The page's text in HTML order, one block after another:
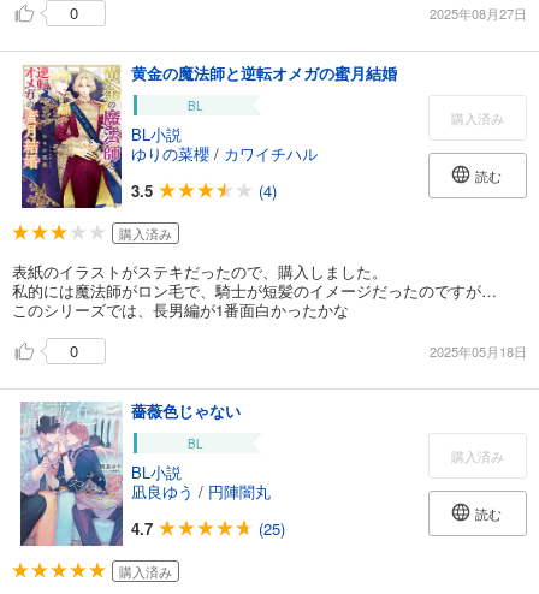
0
2025年08月27日
黄金の魔法師と逆転オメガの蜜月結婚
BL
BL小説
ゆりの菜櫻 / カワイチハル
3.5
(4)
購入済み
読む
購入済み
表紙のイラストがステキだったので、購入しました。
私的には魔法師がロン毛で、騎士が短髪のイメージだったのですが…
このシリーズでは、長男編が1番面白かったかな
0
2025年05月18日
薔薇色じゃない
BL
BL小説
凪良ゆう / 円陣闇丸
4.7
(25)
購入済み
読む
購入済み